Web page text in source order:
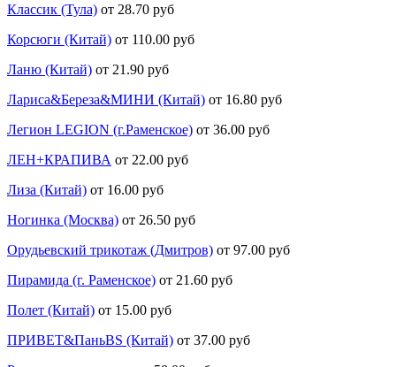
Классик (Тула) от 28.70 руб
Корсюги (Китай) от 110.00 руб
Ланю (Китай) от 21.90 руб
Лариса&Береза&МИНИ (Китай) от 16.80 руб
Легион LEGION (г.Раменское) от 36.00 руб
ЛЕН+КРАПИВА от 22.00 руб
Лиза (Китай) от 16.00 руб
Ногинка (Москва) от 26.50 руб
Орудьевский трикотаж (Дмитров) от 97.00 руб
Пирамида (г. Раменское) от 21.60 руб
Полет (Китай) от 15.00 руб
ПРИВЕТ&ПаньBS (Китай) от 37.00 руб